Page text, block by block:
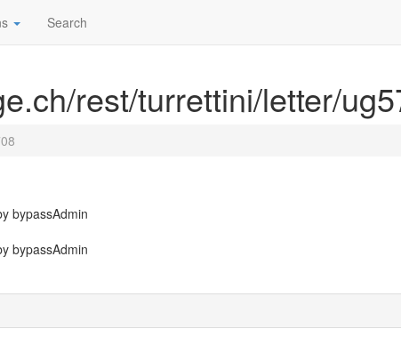
Search
rest/turrettini/letter/
bypassAdmin
bypassAdmin